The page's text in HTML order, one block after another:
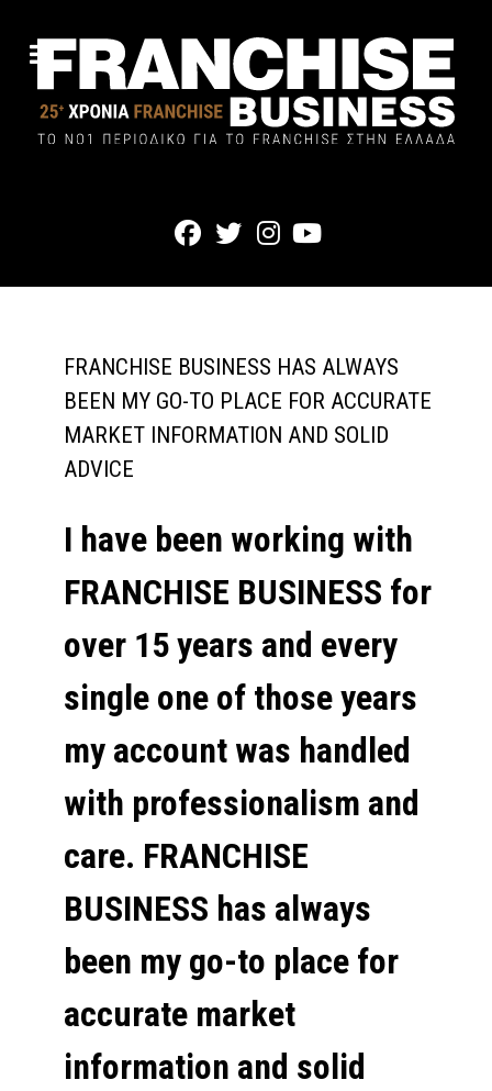
FRANCHISE BUSINESS HAS ALWAYS
BEEN MY GO-TO PLACE FOR ACCURATE
MARKET INFORMATION AND SOLID
ADVICE
I have been working with
FRANCHISE BUSINESS for
over 15 years and every
single one of those years
my account was handled
with professionalism and
care. FRANCHISE
BUSINESS has always
been my go-to place for
accurate market
information and solid